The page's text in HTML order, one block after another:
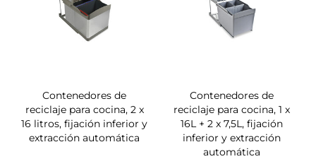
Contenedores de
reciclaje para cocina, 2 x
16 litros, fijación inferior y
extracción automática
Contenedores de
reciclaje para cocina, 1 x
16L + 2 x 7,5L, fijación
inferior y extracción
automática